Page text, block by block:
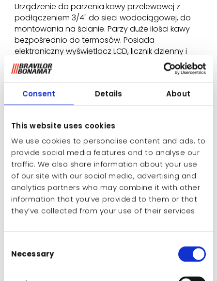
Consent Details About
This website uses cookies
We use cookies to personalise content and ads, to
provide social media features and to analyse our
traffic. We also share information about your use
of our site with our social media, advertising and
analytics partners who may combine it with other
information that you’ve provided to them or that
they’ve collected from your use of their services.
Selection
Necessary
Urządzenie do parzenia kawy przelewowej z
podłączeniem 3/4" do sieci wodociągowej, do
montowania na ścianie. Parzy duże ilości kawy
bezpośrednio do termosów. Posiada
elektroniczny wyświetlacz LCD, licznik dzienny i
zbiorczy, system odkamieniania, sygnał „kawa
jest gotowa", wbudowany timer i optymalne
zaparzająca, podgrzewany termos ze stali
nierdzewnej typ VHG, koszyk do filtrów i konsola
do wózków Bravilor Bonamat. Wózka nie ma w
zestawie.
Model z 1 systemem parzenia i 1 termosemi 5 litrów
Zalety
Szybkie parzenie dużych ilości świeżej
kawy przelewowej
Solidny wygląd i wysoka jakość dzięki